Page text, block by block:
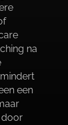
na
een
door